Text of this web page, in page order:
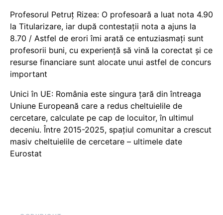
Profesorul Petruț Rizea: O profesoară a luat nota 4.90
la Titularizare, iar după contestații nota a ajuns la
8.70 / Astfel de erori îmi arată ce entuziasmați sunt
profesorii buni, cu experiență să vină la corectat și ce
resurse financiare sunt alocate unui astfel de concurs
important
Unici în UE: România este singura țară din întreaga
Uniune Europeană care a redus cheltuielile de
cercetare, calculate pe cap de locuitor, în ultimul
deceniu. Între 2015-2025, spațiul comunitar a crescut
masiv cheltuielile de cercetare – ultimele date
Eurostat